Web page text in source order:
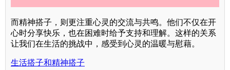
而精神搭子，则更注重心灵的交流与共鸣。他们不仅在开
心时分享快乐，也在困难时给予支持和理解。这样的关系
让我们在生活的挑战中，感受到心灵的温暖与慰藉。
生活搭子和精神搭子